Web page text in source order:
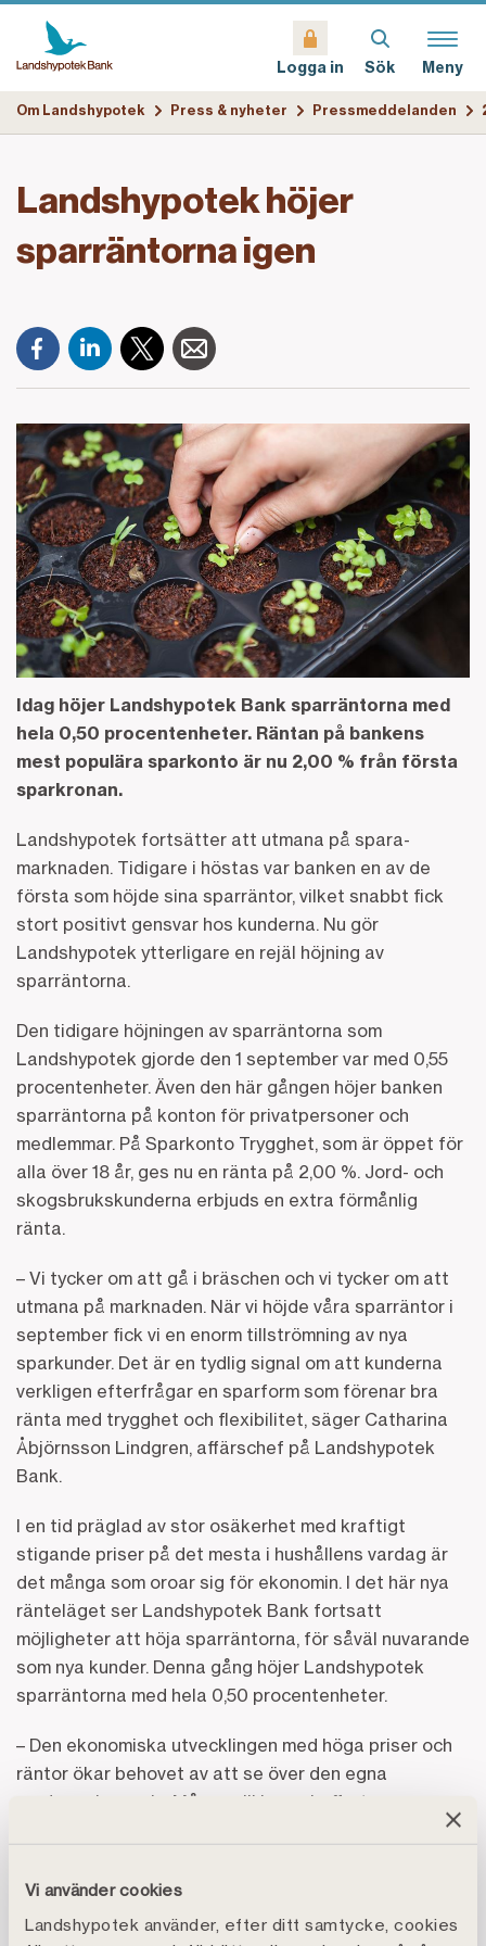
Vi använder cookies
Landshypotek använder, efter ditt samtycke, cookies
Logga in Sök Meny
Om Landshypotek Press & nyheter Pressmeddelanden
Landshypotek höjer
sparräntorna igen
Idag höjer Landshypotek Bank sparräntorna med
hela 0,50 procentenheter. Räntan på bankens
mest populära sparkonto är nu 2,00 % från första
sparkronan.
Landshypotek fortsätter att utmana på spara-
marknaden. Tidigare i höstas var banken en av de
första som höjde sina sparräntor, vilket snabbt fick
stort positivt gensvar hos kunderna. Nu gör
Landshypotek ytterligare en rejäl höjning av
sparräntorna.
Den tidigare höjningen av sparräntorna som
Landshypotek gjorde den 1 september var med 0,55
procentenheter. Även den här gången höjer banken
sparräntorna på konton för privatpersoner och
medlemmar. På Sparkonto Trygghet, som är öppet för
alla över 18 år, ges nu en ränta på 2,00 %. Jord- och
skogsbrukskunderna erbjuds en extra förmånlig
ränta.
– Vi tycker om att gå i bräschen och vi tycker om att
utmana på marknaden. När vi höjde våra sparräntor i
september fick vi en enorm tillströmning av nya
sparkunder. Det är en tydlig signal om att kunderna
verkligen efterfrågar en sparform som förenar bra
ränta med trygghet och flexibilitet, säger Catharina
Åbjörnsson Lindgren, affärschef på Landshypotek
Bank.
I en tid präglad av stor osäkerhet med kraftigt
stigande priser på det mesta i hushållens vardag är
det många som oroar sig för ekonomin. I det här nya
ränteläget ser Landshypotek Bank fortsatt
möjligheter att höja sparräntorna, för såväl nuvarande
som nya kunder. Denna gång höjer Landshypotek
sparräntorna med hela 0,50 procentenheter.
– Den ekonomiska utvecklingen med höga priser och
räntor ökar behovet av att se över den egna
vardagsekonomin. Många vill ha en buffert som ger
bra avkastning samtidigt som man snabbt och enkelt
lån till lantbruk och skog. Banken har även